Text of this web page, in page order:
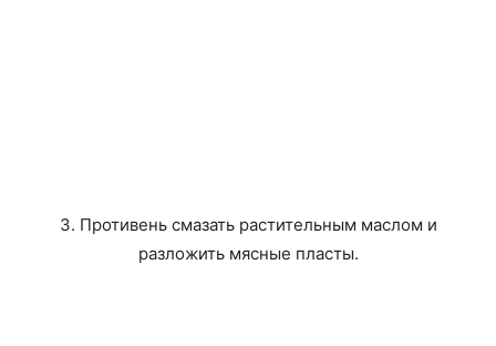
3. Противень смазать растительным маслом и
разложить мясные пласты.